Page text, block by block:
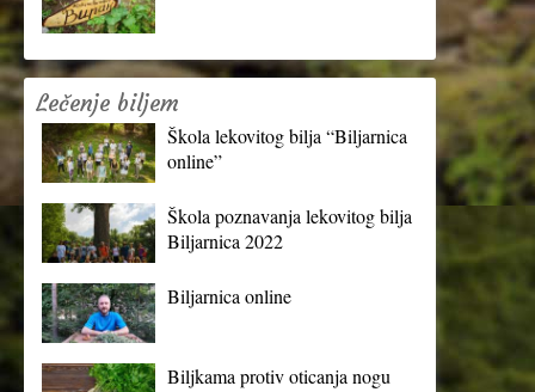
Lečenje biljem
Škola lekovitog bilja “Biljarnica
online”
Škola poznavanja lekovitog bilja
Biljarnica 2022
Biljarnica online
Biljkama protiv oticanja nogu